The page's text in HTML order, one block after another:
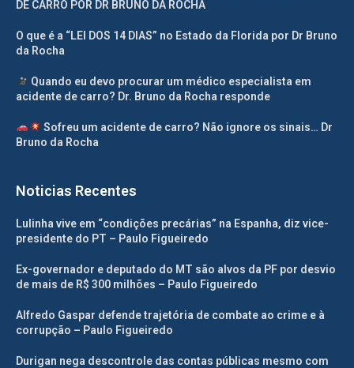
DE CARRO POR DR BRUNO DA ROCHA
O que é a “LEI DOS 14 DIAS” no Estado da Florida por Dr Bruno
da Rocha
Quando eu devo procurar um médico especialista em
acidente de carro? Dr. Bruno da Rocha responde
Sofreu um acidente de carro? Não ignore os sinais… Dr
Bruno da Rocha
Noticias Recentes
Lulinha vive em “condições precárias” na Espanha, diz vice-
presidente do PT – Paulo Figueiredo
Ex-governador e deputado do MT são alvos da PF por desvio
de mais de R$ 300 milhões – Paulo Figueiredo
Alfredo Gaspar defende trajetória de combate ao crime e à
corrupção – Paulo Figueiredo
Durigan nega descontrole das contas públicas mesmo com